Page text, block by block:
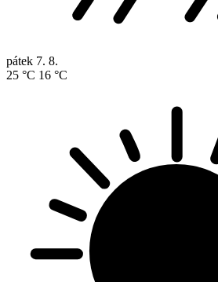
pátek 7. 8.
25 °C 16 °C